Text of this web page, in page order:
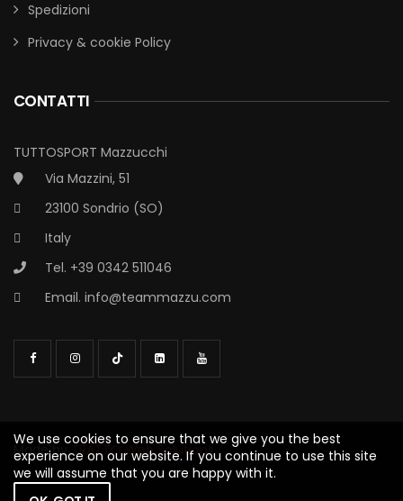
Spedizioni
Privacy & cookie Policy
CONTATTI
TUTTOSPORT Mazzucchi
Via Mazzini, 51
23100 Sondrio (SO)
Italy
Tel. +39 0342 511046
Email. info@teammazzu.com
Made byTRATTO Web Solutions
experience on our website. If you continue to use this site
we will assume that you are happy with it.
OK, GOT IT